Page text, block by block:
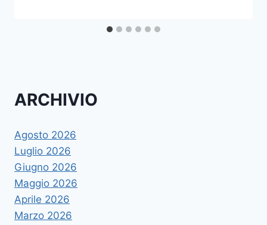
ARCHIVIO
Agosto 2026
Luglio 2026
Giugno 2026
Maggio 2026
Aprile 2026
Marzo 2026